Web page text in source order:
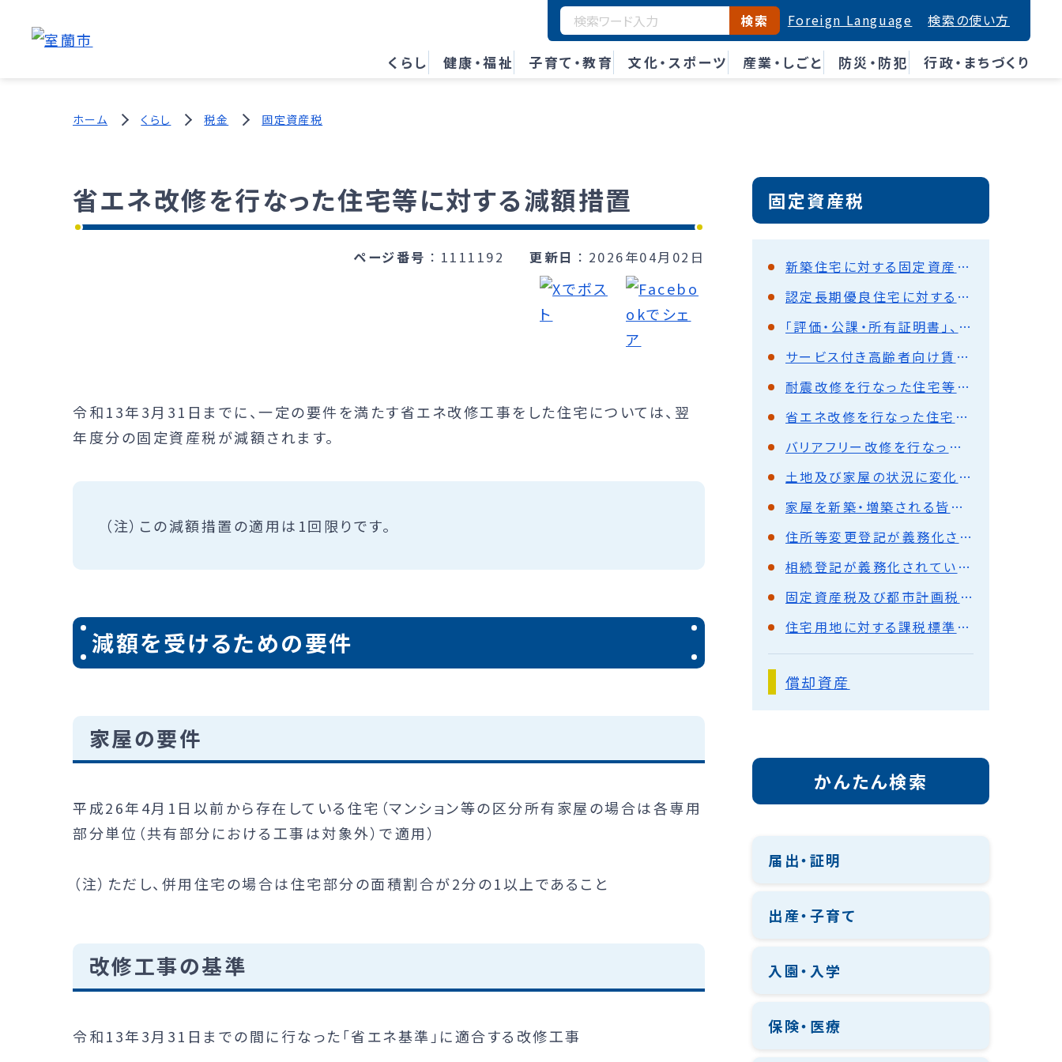
くらし 健康・福祉 子育て・教育 文化・スポーツ 産業・しごと 防災・防犯 行政・まちづくり
検索 Foreign Language 検索の使い方
ホーム くらし 税金 固定資産税
省エネ改修を行なった住宅等に対する減額措置
ページ番号 1111192 更新日 2026年04月02日
令和13年3月31日までに、一定の要件を満たす省エネ改修工事をした住宅については、翌
年度分の固定資産税が減額されます。
（注）この減額措置の適用は1回限りです。
減額を受けるための要件
家屋の要件
平成26年4月1日以前から存在している住宅（マンション等の区分所有家屋の場合は各専用
部分単位（共有部分における工事は対象外）で適用）
（注）ただし、併用住宅の場合は住宅部分の面積割合が2分の1以上であること
改修工事の基準
令和13年3月31日までの間に行なった「省エネ基準」に適合する改修工事
固定資産税
新築住宅に対する固定資産税の減額措置
認定長期優良住宅に対する課税標準の減額措置
「評価・公課・所有証明書」、「名寄帳・土地図面」の申請について
サービス付き高齢者向け賃貸住宅に対する課税標準の減額措置
耐震改修を行なった住宅等に対する減額措置
省エネ改修を行なった住宅等に対する減額措置
バリアフリー改修を行なった住宅等に対する減額措置
土地及び家屋の状況に変化があった場合
家屋を新築・増築される皆様へ
住所等変更登記が義務化されます
相続登記が義務化されています
固定資産税及び都市計画税について
住宅用地に対する課税標準の特例措置
償却資産
かんたん検索
届出・証明
出産・子育て
入園・入学
保険・医療